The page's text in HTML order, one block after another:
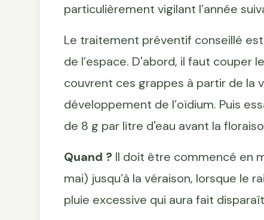
particulièrement vigilant l’année
Le traitement préventif conseillé
de l’espace. D'abord, il faut couper
couvrent ces grappes à partir de la
développement de l’oïdium. Puis
de 8 g par litre d'eau avant la
Quand ? Il doit être commencé en
mai) jusqu’à la véraison, lorsque le
pluie excessive qui aura fait